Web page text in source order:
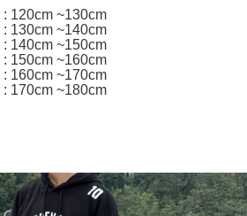
: 120cm ~130cm
: 130cm ~140cm
: 140cm ~150cm
: 150cm ~160cm
: 160cm ~170cm
: 170cm ~180cm